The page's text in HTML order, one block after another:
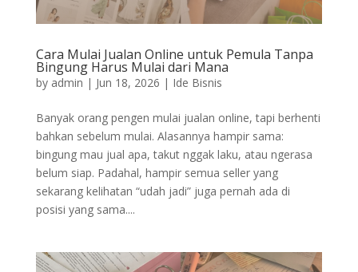
Cara Mulai Jualan Online untuk Pemula Tanpa
Bingung Harus Mulai dari Mana
by admin | Jun 18, 2026 | Ide Bisnis
Banyak orang pengen mulai jualan online, tapi berhenti
bahkan sebelum mulai. Alasannya hampir sama:
bingung mau jual apa, takut nggak laku, atau ngerasa
belum siap. Padahal, hampir semua seller yang
sekarang kelihatan “udah jadi” juga pernah ada di
posisi yang sama....